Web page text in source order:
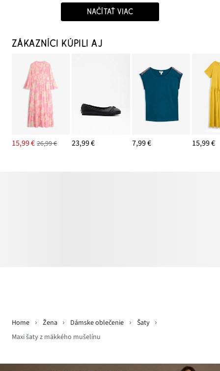
NAČÍTAŤ VIAC
ZÁKAZNÍCI KÚPILI AJ
15,99 € 26,99 € 23,99 € 7,99 € 15,99 €
Home Žena Dámske oblečenie
Šaty
Maxi šaty z mäkkého mušelínu